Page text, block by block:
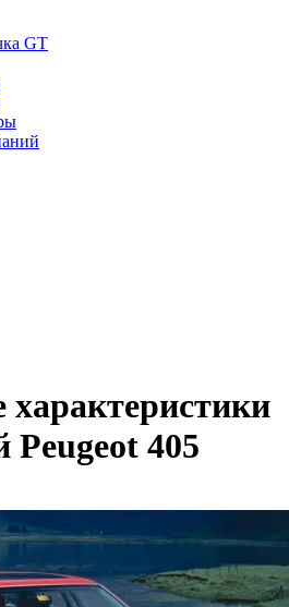
GT
характеристики
Peugeot 405